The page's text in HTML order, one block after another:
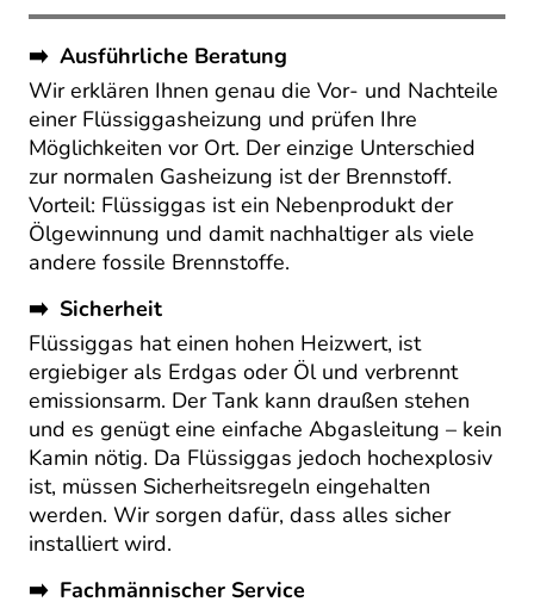
➡️ Ausführliche Beratung
Wir erklären Ihnen genau die Vor- und Nachteile
einer Flüssiggasheizung und prüfen Ihre
Möglichkeiten vor Ort. Der einzige Unterschied
zur normalen Gasheizung ist der Brennstoff.
Vorteil: Flüssiggas ist ein Nebenprodukt der
Ölgewinnung und damit nachhaltiger als viele
andere fossile Brennstoffe.
➡️ Sicherheit
Flüssiggas hat einen hohen Heizwert, ist
ergiebiger als Erdgas oder Öl und verbrennt
emissionsarm. Der Tank kann draußen stehen
und es genügt eine einfache Abgasleitung – kein
Kamin nötig. Da Flüssiggas jedoch hochexplosiv
ist, müssen Sicherheitsregeln eingehalten
werden. Wir sorgen dafür, dass alles sicher
installiert wird.
➡️ Fachmännischer Service